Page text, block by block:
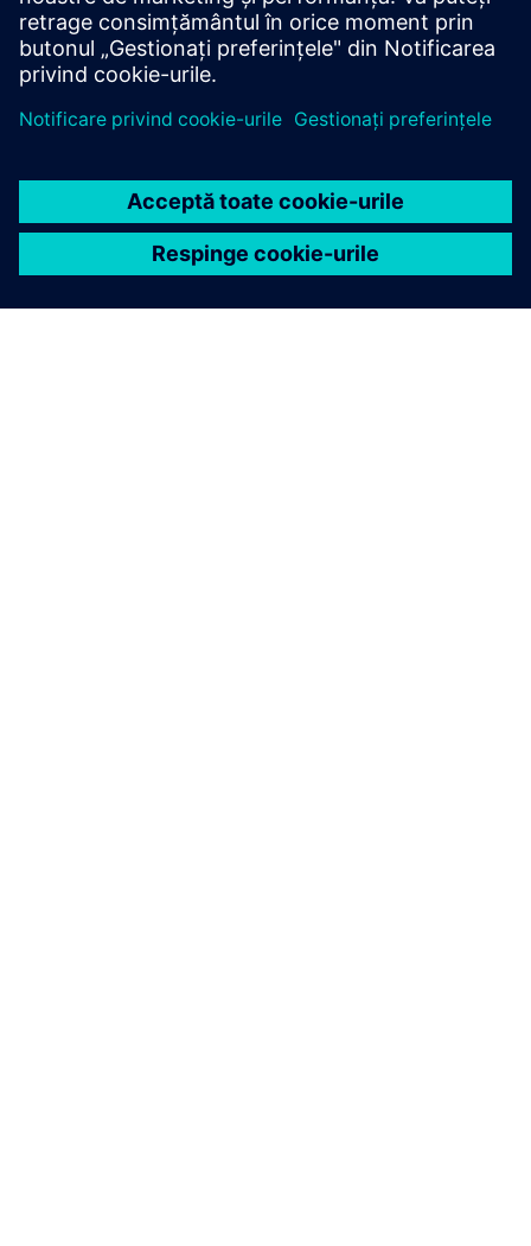
Servicii digitale pentru
întreprinderi
Descoperiți expertiza profesioniștilor noștri din
de digitalizare durabilă.
Aflați mai multe